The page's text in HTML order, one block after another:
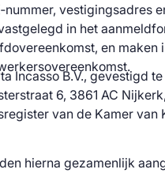
vestigingsadres
in het
en maken
Incasso B.V., gevestigd
6, 3861 AC
van de Kamer van
hierna gezamenlijk